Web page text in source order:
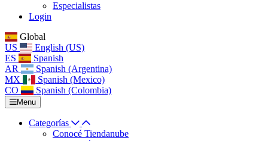
Especialistas
Login
Global
US
English (US)
ES
Spanish
AR
Spanish (Argentina)
MX
Spanish (Mexico)
CO
Spanish (Colombia)
Menu
Categorías
Conocé Tiendanube